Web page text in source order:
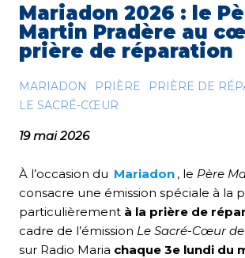
Mariadon 2026 : le
Martin Pradère au
prière de réparation
MARIADON PRIÈRE
PRIÈRE DE
LE SACRÉ-CŒUR
19 mai 2026
À l’occasion du Mariadon , le Père
consacre une émission spéciale à la
particulièrement à la prière de
cadre de l’émission Le Sacré-Cœur de
sur Radio Maria chaque 3e lundi du